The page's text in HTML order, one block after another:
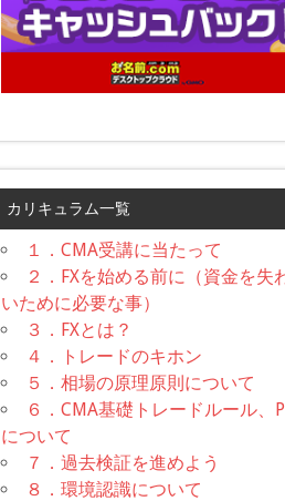
カリキュラム一覧
１．CMA受講に当たって
２．FXを始める前に（資金を失
いために必要な事）
３．FXとは？
４．トレードのキホン
５．相場の原理原則について
６．CMA基礎トレードルール、
について
７．過去検証を進めよう
８．環境認識について